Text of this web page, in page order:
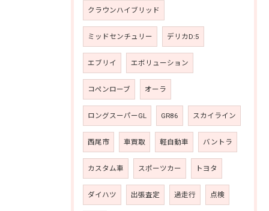
クラウンハイブリッド
ミッドセンチュリー デリカD:5
エブリイ エボリューション
コペンローブ オーラ
ロングスーパーGL GR86 スカイライン
西尾市 車買取 軽自動車 バントラ
カスタム車 スポーツカー トヨタ
ダイハツ 出張査定 過走行 点検